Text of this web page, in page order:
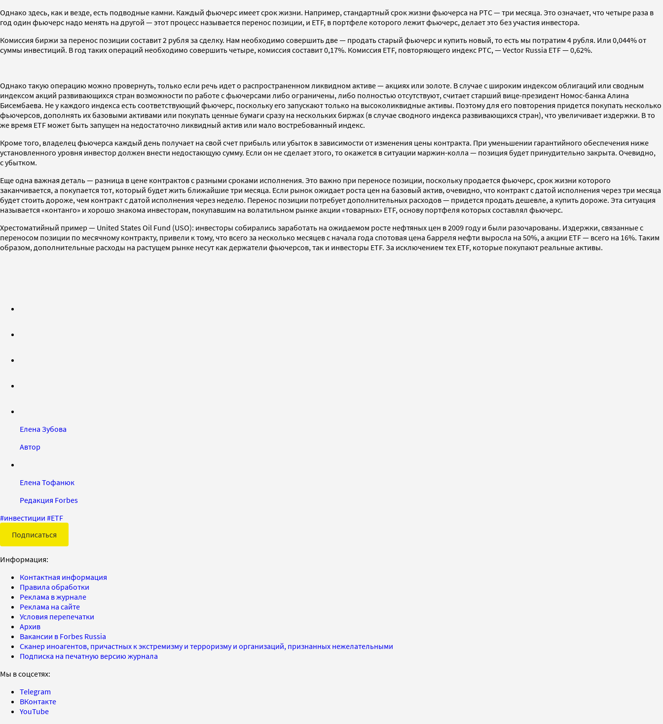
Однако здесь, как и везде, есть подводные камни. Каждый фьючерс имеет срок жизни. Например, стандартный срок жизни фьючерса на РТС — три месяца. Это означает, что четыре раза в
год один фьючерс надо менять на другой — этот процесс называется перенос позиции, и ETF, в портфеле которого лежит фьючерс, делает это без участия инвестора.
Комиссия биржи за перенос позиции составит 2 рубля за сделку. Нам необходимо совершить две — продать старый фьючерс и купить новый, то есть мы потратим 4 рубля. Или 0,044% от
суммы инвестиций. В год таких операций необходимо совершить четыре, комиссия составит 0,17%. Комиссия ETF, повторяющего индекс РТС, — Vector Russia ETF — 0,62%.
Однако такую операцию можно провернуть, только если речь идет о распространенном ликвидном активе — акциях или золоте. В случае с широким индексом облигаций или сводным
индексом акций развивающихся стран возможности по работе с фьючерсами либо ограничены, либо полностью отсутствуют, считает старший вице-президент Номос-банка Алина
Бисембаева. Не у каждого индекса есть соответствующий фьючерс, поскольку его запускают только на высоколиквидные активы. Поэтому для его повторения придется покупать несколько
фьючерсов, дополнять их базовыми активами или покупать ценные бумаги сразу на нескольких биржах (в случае сводного индекса развивающихся стран), что увеличивает издержки. В то
же время ETF может быть запущен на недостаточно ликвидный актив или мало востребованный индекс.
Кроме того, владелец фьючерса каждый день получает на свой счет прибыль или убыток в зависимости от изменения цены контракта. При уменьшении гарантийного обеспечения ниже
установленного уровня инвестор должен внести недостающую сумму. Если он не сделает этого, то окажется в ситуации маржин-колла — позиция будет принудительно закрыта. Очевидно,
с убытком.
Еще одна важная деталь — разница в цене контрактов с разными сроками исполнения. Это важно при переносе позиции, поскольку продается фьючерс, срок жизни которого
заканчивается, а покупается тот, который будет жить ближайшие три месяца. Если рынок ожидает роста цен на базовый актив, очевидно, что контракт с датой исполнения через три месяца
будет стоить дороже, чем контракт с датой исполнения через неделю. Перенос позиции потребует дополнительных расходов — придется продать дешевле, а купить дороже. Эта ситуация
называется «контанго» и хорошо знакома инвесторам, покупавшим на волатильном рынке акции «товарных» ETF, основу портфеля которых составлял фьючерс.
Хрестоматийный пример — United States Oil Fund (USO): инвесторы собирались заработать на ожидаемом росте нефтяных цен в 2009 году и были разочарованы. Издержки, связанные с
переносом позиции по месячному контракту, привели к тому, что всего за несколько месяцев с начала года спотовая цена барреля нефти выросла на 50%, а акции ETF — всего на 16%. Таким
образом, дополнительные расходы на растущем рынке несут как держатели фьючерсов, так и инвесторы ETF. За исключением тех ETF, которые покупают реальные активы.
Елена Зубова
Автор
Елена Тофанюк
Редакция Forbes
#инвестиции #ETF
Подписаться
Информация:
Контактная информация
Правила обработки
Реклама в журнале
Реклама на сайте
Условия перепечатки
Архив
Вакансии в Forbes Russia
Сканер иноагентов, причастных к экстремизму и терроризму и организаций, признанных нежелательными
Подписка на печатную версию журнала
Мы в соцсетях:
Telegram
ВКонтакте
YouTube